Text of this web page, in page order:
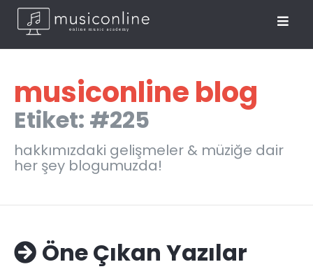
musiconline blog
Etiket: #225
hakkımızdaki gelişmeler & müziğe dair
her şey blogumuzda!
Öne Çıkan Yazılar